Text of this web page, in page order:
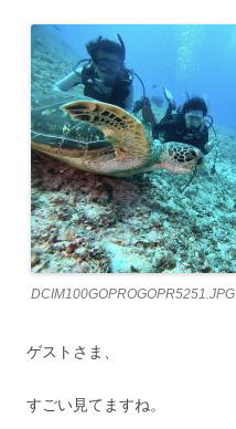
DCIM100GOPROGOPR5251.JPG
ゲストさま、
すごい見てますね。